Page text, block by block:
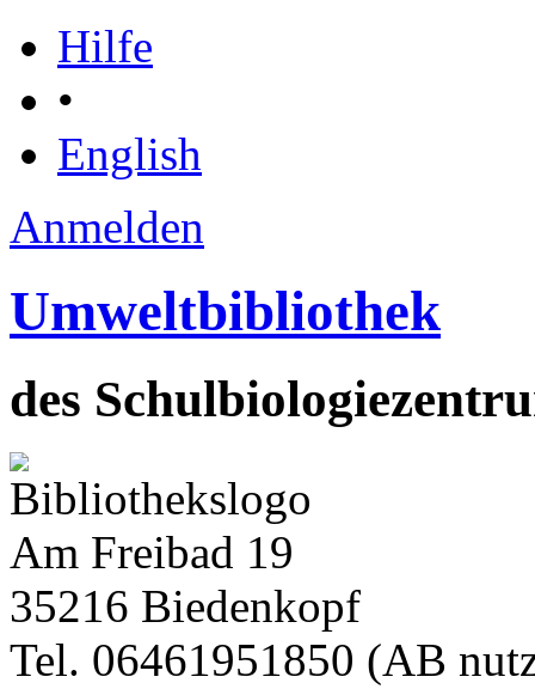
Hilfe
•
English
Anmelden
Umweltbibliothek
des
Am Freibad 19
35216 Biedenkopf
Tel. 06461951850 (AB